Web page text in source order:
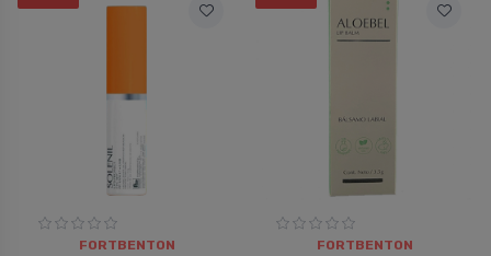
corre con el sudor al practic....
Pedido #
COMPRAR
FORTBENTON FORTBENTON